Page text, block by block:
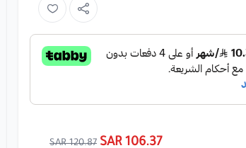
106.37 SAR
120.87 SAR